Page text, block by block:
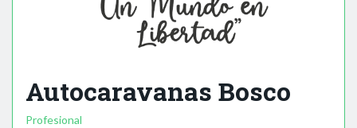
Autocaravanas Bosco
Profesional